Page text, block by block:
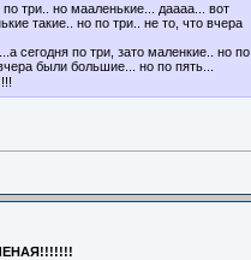
три.. но мааленькие... даааа... вот
такие.. но по три.. не то, что вчера
сегодня по три, зато маленкие.. но по
были большие... но по пять...